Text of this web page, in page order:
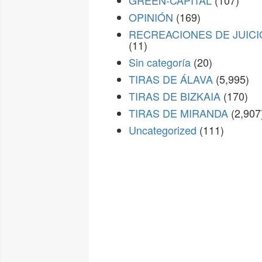
OPINIÓN (169)
RECREACIONES DE
(11)
Sin categoría (20)
TIRAS DE ÁLAVA (5,995)
TIRAS DE BIZKAIA (170)
TIRAS DE MIRANDA
Uncategorized (111)